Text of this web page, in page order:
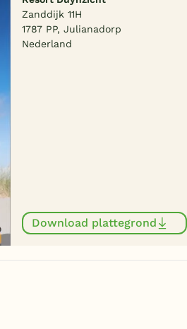
Zanddijk 11H
1787 PP, Julianadorp
Nederland
Download plattegrond